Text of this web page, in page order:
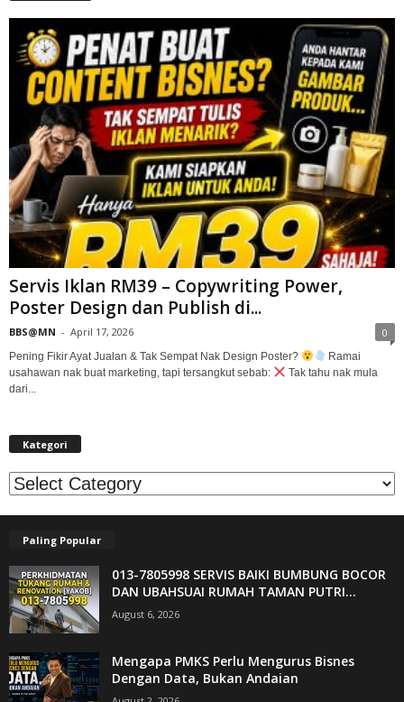
Servis Iklan RM39 – Copywriting Power,
Poster Design dan Publish di...
BBS@MN - April 17, 2026 0
Pening Fikir Ayat Jualan & Tak Sempat Nak Design Poster?
Ramai
usahawan nak buat marketing, tapi tersangkut sebab:
Tak tahu nak mula
dari...
Kategori
Kategori
Paling Popular
013-7805998 SERVIS BAIKI BUMBUNG BOCOR
DAN UBAHSUAI RUMAH TAMAN PUTRI...
August 6, 2026
Mengapa PMKS Perlu Mengurus Bisnes
Dengan Data, Bukan Andaian